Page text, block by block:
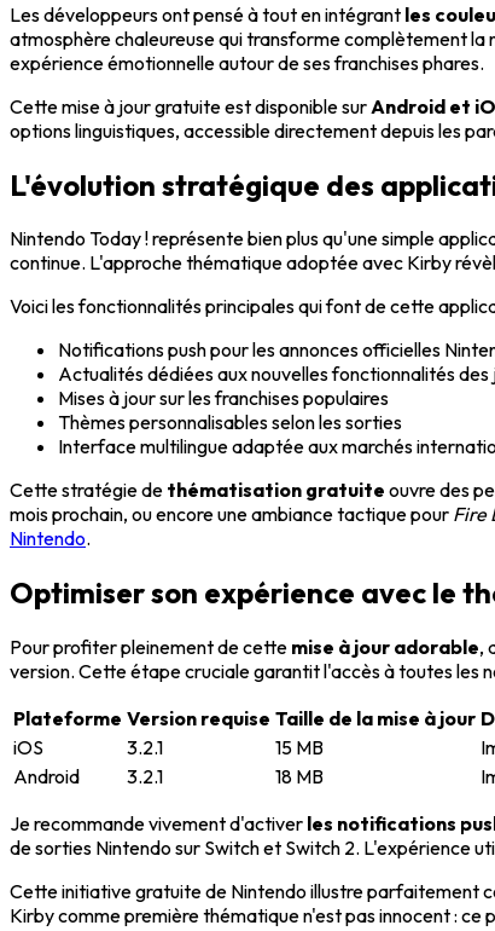
Les développeurs ont pensé à tout en intégrant les
atmosphère chaleureuse qui transforme complètement
expérience émotionnelle autour de ses franchises phares.
Cette mise à jour gratuite est disponible sur Android et
options linguistiques, accessible directement depuis les
L'évolution stratégique des
Nintendo Today ! représente bien plus qu'une simple
continue. L'approche thématique adoptée avec Kirby
Voici les fonctionnalités principales qui font de cette
Notifications push pour les annonces officielles
Actualités dédiées aux nouvelles fonctionnalités des
Mises à jour sur les franchises populaires
Thèmes personnalisables selon les sorties
Interface multilingue adaptée aux marchés
Cette stratégie de thématisation gratuite ouvre des
mois prochain, ou encore une ambiance tactique pour Fire
Nintendo.
Optimiser son expérience avec le
Pour profiter pleinement de cette mise à jour adorable,
version. Cette étape cruciale garantit l'accès à toutes les
Plateforme Version requise Taille de la mise à jour
iOS
3.2.1 15 MB
Android
3.2.1 18 MB
Je recommande vivement d'activer les notifications
de sorties Nintendo sur Switch et Switch 2. L'expérience
Cette initiative gratuite de Nintendo illustre parfaitement
Kirby comme première thématique n'est pas innocent :